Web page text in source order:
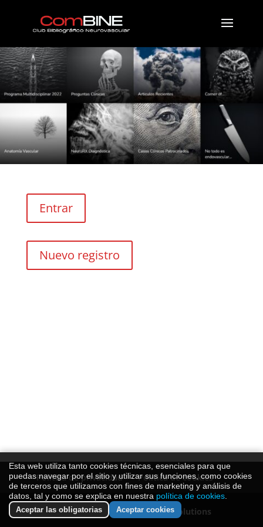
Entrar
Nuevo registro
Política de privacidad Política de cookies
Diseño y desarrollo por Trama Solutions
Esta web utiliza tanto cookies técnicas, esenciales para que
puedas navegar por el sitio y utilizar sus funciones, como cookies
de terceros que utilizamos con fines de marketing y análisis de
datos, tal y como se explica en nuestra política de cookies
Aceptar las obligatorias Aceptar cookies